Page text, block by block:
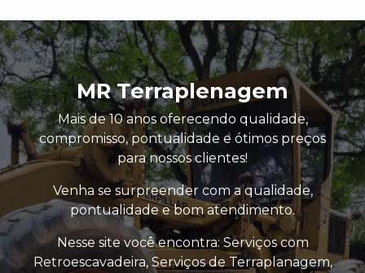
MR Terraplenagem
Mais de 10 anos oferecendo qualidade,
compromisso, pontualidade e ótimos preços
para nossos clientes!
Venha se surpreender com a qualidade,
pontualidade e bom atendimento.
Nesse site você encontra: Serviços com
Retroescavadeira, Serviços de Terraplanagem,